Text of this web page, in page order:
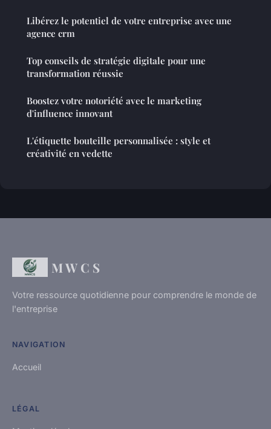
Libérez le potentiel de votre entreprise avec une
agence crm
Top conseils de stratégie digitale pour une
transformation réussie
Boostez votre notoriété avec le marketing
d'influence innovant
L'étiquette bouteille personnalisée : style et
créativité en vedette
M W C S
Votre ressource quotidienne pour comprendre le monde de
l'entreprise
NAVIGATION
Accueil
LÉGAL